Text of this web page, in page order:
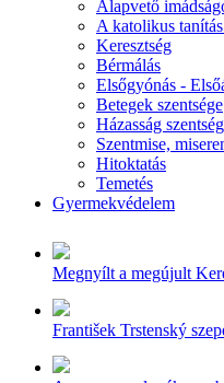
Alapvető
A katolikus
Keresztség
Bérmálás
Elsőgyónás -
Betegek szentsége
Házasság
Szentmise,
Hitoktatás
Temetés
Gyermekvédelem
Megnyílt a megújult
František Trstenský